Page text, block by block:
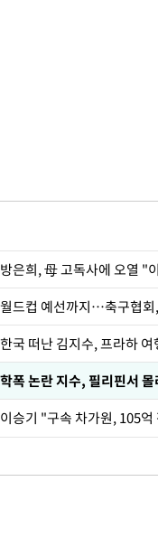
방은희, 母 고독사에 오열 "
월드컵 예선까지…축구협회
한국 떠난 김지수, 프라하
학폭 논란 지수, 필리핀서
이승기 "구속 차가원, 105